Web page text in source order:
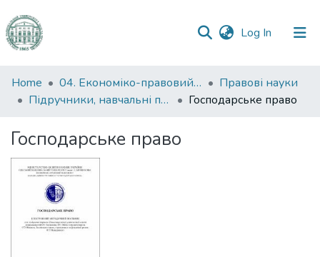
Log In (current)
Communities
&
All of DSpace
Statistics
Home 04. Економіко-правовий факультет
Правові науки
Підручники, навчальні посібники та інші науково- та навчально-методичні праці ЕПФ (Правові науки)
Господарське право
Господарське право